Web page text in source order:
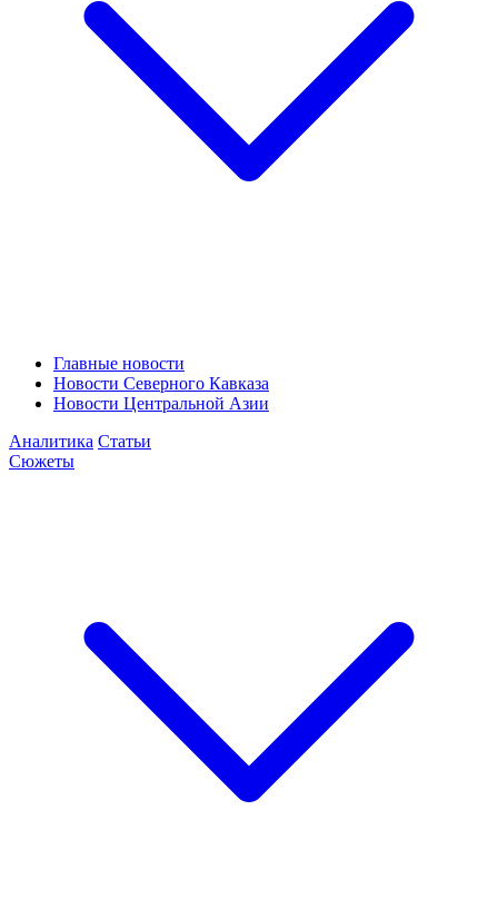
Главные новости
Новости Северного Кавказа
Новости Центральной Азии
Аналитика Статьи
Сюжеты